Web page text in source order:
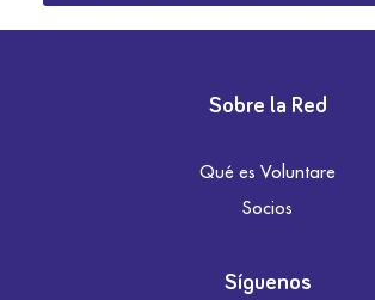
Sobre la Red
Qué es Voluntare
Socios
Síguenos